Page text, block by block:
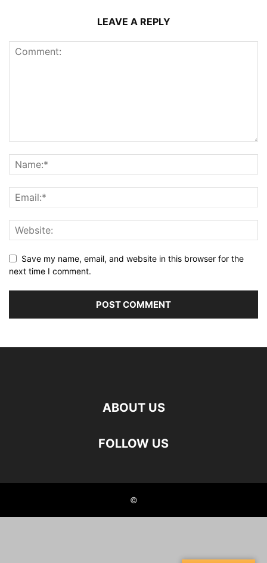
LEAVE A REPLY
Save my name, email, and website in this browser for the
next time I comment.
ABOUT US
FOLLOW US
©